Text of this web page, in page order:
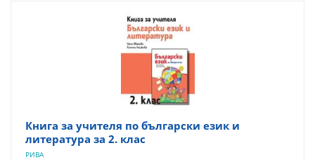
Книга за учителя по български език и
литература за 2. клас
РИВА